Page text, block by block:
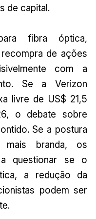
de capital.
fibra óptica,
de ações
com a
Se a Verizon
livre de US$ 21,5
o debate sobre
Se a postura
branda, os
a questionar se o
a redução da
podem ser